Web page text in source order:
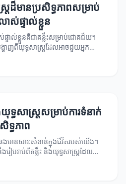
រ​ដ៏មានប្រសិទ្ធភាពសម្រាប់
ស់ផ្ទាល់ខ្លួន
ទាល់ខ្លួនគឺជាគន្លឹះសម្រាប់ជោគជ័យ។
ង្ហាញពីយុទ្ធសាស្ត្រដែលអាចជួយអ្នក
ទ្ធសាស្ត្រ​សម្រាប់ការទំនាក់
ទ្ធភាព
ងមានសារៈសំខាន់ក្នុងជីវិតរបស់យើង។
ងរៀបរាប់ពីគន្លឹះ និងយុទ្ធសាស្ត្រដែល
រទំនាក់ទំនងរបស់អ្នកប្រសើរឡើង។